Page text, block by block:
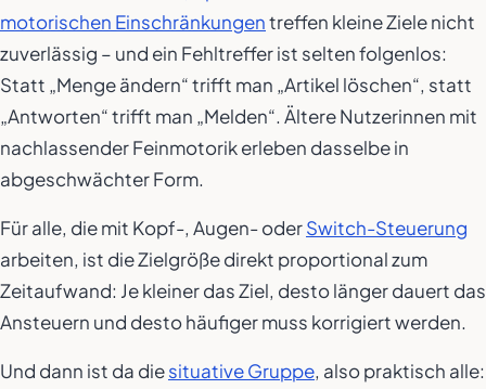
motorischen Einschränkungentreffen kleine Ziele nicht
zuverlässig – und ein Fehltreffer ist selten folgenlos:
Statt „Menge ändern“ trifft man „Artikel löschen“, statt
„Antworten“ trifft man „Melden“. Ältere Nutzerinnen mit
nachlassender Feinmotorik erleben dasselbe in
abgeschwächter Form.
Für alle, die mit Kopf-, Augen- oderSwitch-Steuerung
arbeiten, ist die Zielgröße direkt proportional zum
Zeitaufwand: Je kleiner das Ziel, desto länger dauert das
Ansteuern und desto häufiger muss korrigiert werden.
Und dann ist da diesituative Gruppe, also praktisch alle: